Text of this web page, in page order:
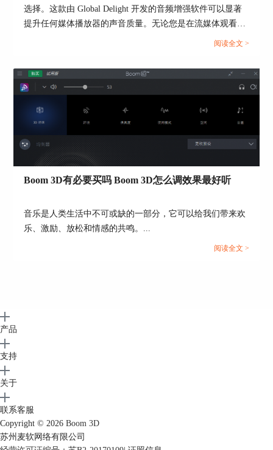
选择。这款由 Global Delight 开发的音频增强软件可以显著
提升任何媒体播放器的声音质量。无论您是在流媒体观看电
影、玩视频游戏，还是聆听音乐，Boom 3D 都利用音乐技术
适用于 Mac 和 Windows，还支持 iOS 和 Android。本篇文章
将为大家介绍Boom 3d是否能搭配Spotify以及Boom 3d怎么
调的操作。...
阅读全文 >
Boom 3D有必要买吗 Boom 3D怎么调效果最好听
音乐是人类生活中不可或缺的一部分，它可以给我们带来欢
乐、激励、放松和情感的共鸣。...
阅读全文 >
产品
支持
关于
联系客服
Copyright © 2026 Boom 3D
苏州麦软网络有限公司